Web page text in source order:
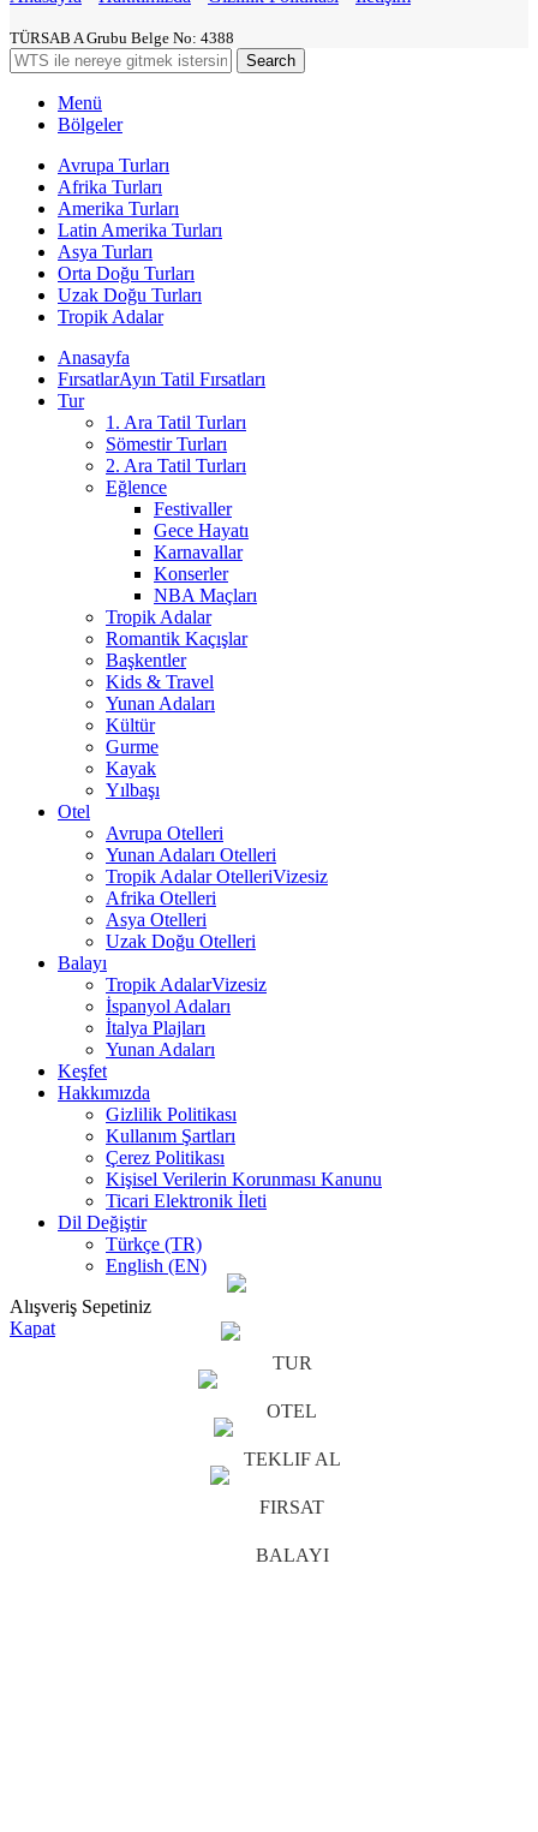
TÜRSAB A Grubu Belge No: 4388
Search
Menü
Bölgeler
Avrupa Turları
Afrika Turları
Amerika Turları
Latin Amerika Turları
Asya Turları
Orta Doğu Turları
Uzak Doğu Turları
Tropik Adalar
Anasayfa
FırsatlarAyın Tatil Fırsatları
Tur
1. Ara Tatil Turları
Sömestir Turları
2. Ara Tatil Turları
Eğlence
Festivaller
Gece Hayatı
Karnavallar
Konserler
NBA Maçları
Tropik Adalar
Romantik Kaçışlar
Başkentler
Kids & Travel
Yunan Adaları
Kültür
Gurme
Kayak
Yılbaşı
Otel
Avrupa Otelleri
Yunan Adaları Otelleri
Tropik Adalar OtelleriVizesiz
Afrika Otelleri
Asya Otelleri
Uzak Doğu Otelleri
Balayı
Tropik AdalarVizesiz
İspanyol Adaları
İtalya Plajları
Yunan Adaları
Keşfet
Hakkımızda
Gizlilik Politikası
Kullanım Şartları
Çerez Politikası
Kişisel Verilerin Korunması Kanunu
Ticari Elektronik İleti
Dil Değiştir
Türkçe (TR)
English (EN)
Alışveriş Sepetiniz
Kapat
TUR
OTEL
TEKLIF AL
FIRSAT
BALAYI